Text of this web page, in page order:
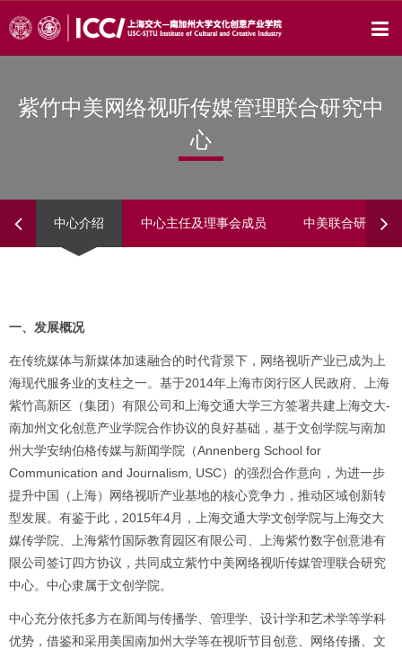
紫竹中美网络视听传媒管理联合研究中
心
中心介绍 中心主任及理事会成员 中美联合研究专
一、发展概况
在传统媒体与新媒体加速融合的时代背景下，网络视听产业已成为上
海现代服务业的支柱之一。基于2014年上海市闵行区人民政府、上海
紫竹高新区（集团）有限公司和上海交通大学三方签署共建上海交大-
南加州文化创意产业学院合作协议的良好基础，基于文创学院与南加
州大学安纳伯格传媒与新闻学院（Annenberg School for
Communication and Journalism, USC）的强烈合作意向，为进一步
提升中国（上海）网络视听产业基地的核心竞争力，推动区域创新转
型发展。有鉴于此，2015年4月，上海交通大学文创学院与上海交大
媒传学院、上海紫竹国际教育园区有限公司、上海紫竹数字创意港有
限公司签订四方协议，共同成立紫竹中美网络视听传媒管理联合研究
中心。中心隶属于文创学院。
中心充分依托多方在新闻与传播学、管理学、设计学和艺术学等学科
优势，借鉴和采用美国南加州大学等在视听节目创意、网络传播、文